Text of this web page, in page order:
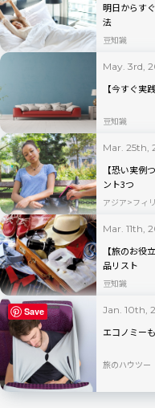
明日からす
法
豆知識
May. 3rd,
【今すぐ実
豆知識
Mar. 25th,
【恐い実例
ント3つ
アジア フィ
Mar. 11th,
【旅のお役
品リスト
豆知識
Jan. 10th,
エコノミー
旅のハウツー
Save